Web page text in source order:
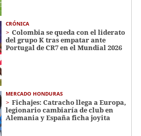
CRÓNICA
Colombia se queda con el liderato
del grupo K tras empatar ante
Portugal de CR7 en el Mundial 2026
MERCADO HONDURAS
Fichajes: Catracho llega a Europa,
legionario cambiaría de club en
Alemania y España ficha joyita